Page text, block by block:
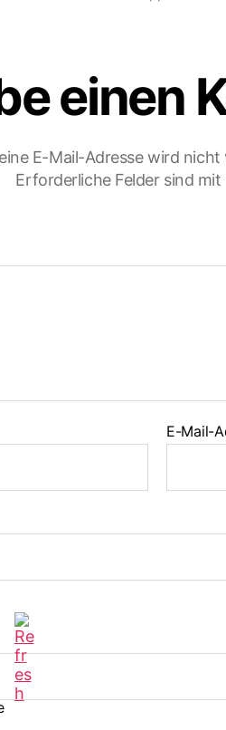
einen
E-Mail-Adresse wird
Erforderliche Felder sind mit
E-Mail-